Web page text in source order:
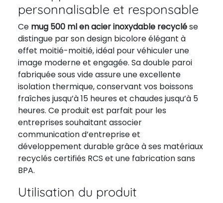
personnalisable et responsable
Ce mug 500 ml en acier inoxydable recyclése
distingue par son design bicolore élégant à
effet moitié-moitié, idéal pour véhiculer une
image moderne et engagée. Sa double paroi
fabriquée sous vide assure une excellente
isolation thermique, conservant vos boissons
fraîches jusqu’à 15 heures et chaudes jusqu’à 5
heures. Ce produit est parfait pour les
entreprises souhaitant associer
communication d’entreprise et
développement durable grâce à ses matériaux
recyclés certifiés RCS et une fabrication sans
BPA.
Utilisation du produit